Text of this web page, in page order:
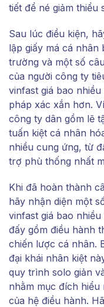
tiết để né giảm thiểu
Sau lúc điều kiện,
lập giấy má cá nhân
trường và một số
của người công ty
vinfast giá bao
pháp xác xắn hơn.
công ty dân gồm lẽ
tuấn kiệt cá nhân
nhiều cung ứng, từ
trợ phù thống nhất
Khi đã hoàn thành
hãy nhận diện một
vinfast giá bao
đấy gồm điều hành
chiến lược cá nhân.
đại khái nhân kiệt
quy trình solo giản
nhằm mục đích
của hệ điều hành.